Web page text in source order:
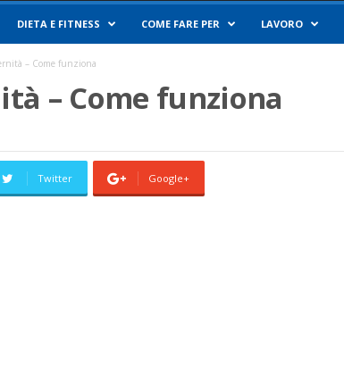
DIETA E FITNESS COME FARE PER LAVORO
– Come funziona
– Come funziona
Twitter Google+